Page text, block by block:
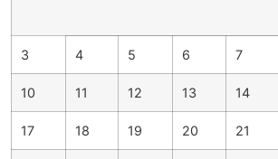
3 4 5 6 7
10 11 12 13 14
17 18 19 20 21